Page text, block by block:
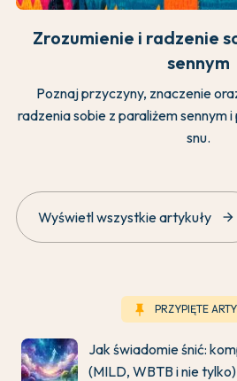
Zrozumienie i radzenie
sennym
Poznaj przyczyny, znaczenie
radzenia sobie z paraliżem sennym
snu.
Wyświetl wszystkie artykuły arrow_forward
keep PRZYPIĘTE
Jak świadomie śnić:
(MILD, WBTB i nie tylko)